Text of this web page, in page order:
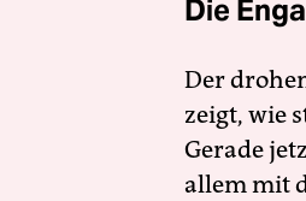
Die
Der
zeigt, wie
Gerade
allem mit